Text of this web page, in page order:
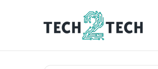
Breaking News Installation de